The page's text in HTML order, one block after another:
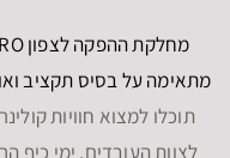
מתאימה על בסיס תקציב
תוכלו למצוא חוויות
לצוות העובדים, ימי כיף